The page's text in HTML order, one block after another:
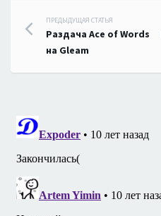
Навигация
по
записям
ПРЕДЫДУЩАЯ СТАТЬЯ
Раздача Ace of Words
на Gleam